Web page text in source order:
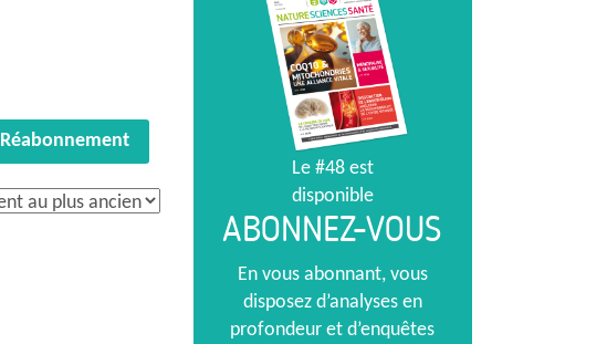
Réabonnement
Le #48 est
disponible
ABONNEZ-VOUS
En vous abonnant, vous
disposez d’analyses en
profondeur et d’enquêtes